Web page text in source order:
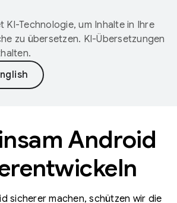
KI-Technologie, um Inhalte in Ihre
zu übersetzen. KI-Übersetzungen
Android
sicherer machen, schützen wir die